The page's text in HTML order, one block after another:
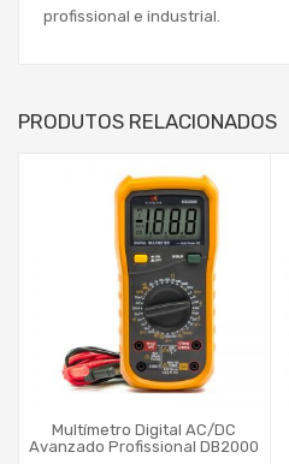
profissional e industrial.
PRODUTOS RELACIONADOS
Multímetro Digital AC/DC
Avanzado Profissional DB2000